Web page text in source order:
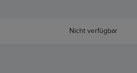
Nicht verfügbar